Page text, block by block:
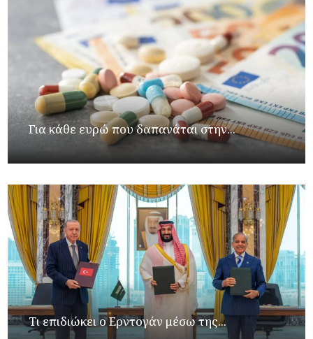
Για κάθε ευρώ που δαπανάται στην...
Τι επιδιώκει ο Ερντογάν μέσω της...